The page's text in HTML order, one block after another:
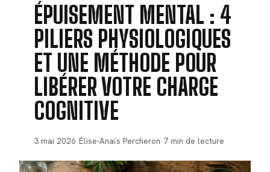
MODE
SANTÉ
BIEN-ÊTRE
DÉV. PERSO
ÉPUISEMENT MENTAL : 4
PILIERS PHYSIOLOGIQUES
ET UNE MÉTHODE POUR
LIBÉRER VOTRE CHARGE
COGNITIVE
3 mai 2026·Élise-Anaïs Percheron·7 min de lecture